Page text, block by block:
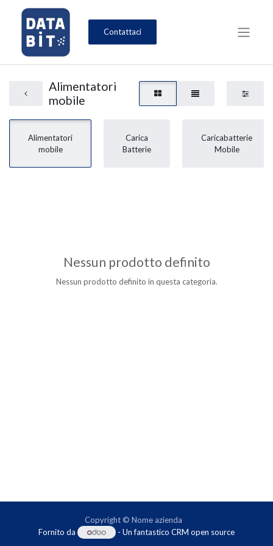
Contattaci
Alimentatori
mobile
Alimentatori
mobile
Carica
Batterie
Caricabatterie
Mobile
Nessun prodotto definito
Nessun prodotto definito in questa categoria.
Copyright © Nome azienda
Fornito da
- Un fantastico CRM open source